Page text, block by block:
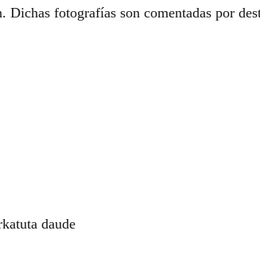
fotografías son comentadas por
daude